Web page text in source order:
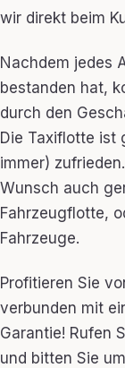
wir direkt beim
Nachdem jedes
bestanden hat,
durch den
Die Taxiflotte ist
immer)
Wunsch auch
Fahrzeugflotte,
Fahrzeuge.
Profitieren Sie
verbunden mit
Garantie! Rufen
und bitten Sie